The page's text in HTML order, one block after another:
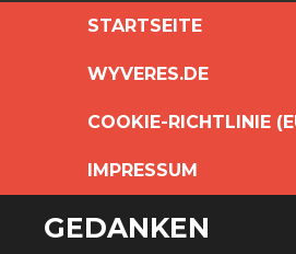
SPRINGEN
STARTSEITE
WYVERES.DE
COOKIE-RICHTLINIE
IMPRESSUM
GEDANKEN